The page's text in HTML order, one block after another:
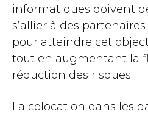
informatiques doivent
s’allier à des
pour atteindre cet
tout en augmentant la
réduction des risques.
La colocation dans les